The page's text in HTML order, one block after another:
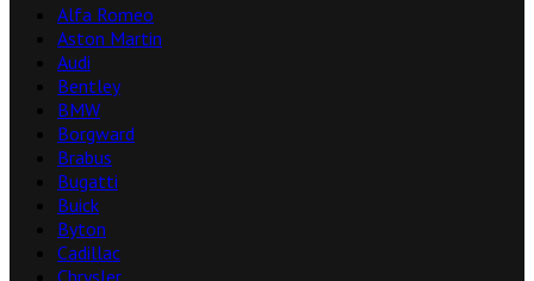
Alfa Romeo
Aston Martin
Audi
Bentley
BMW
Borgward
Brabus
Bugatti
Buick
Byton
Cadillac
Chrysler